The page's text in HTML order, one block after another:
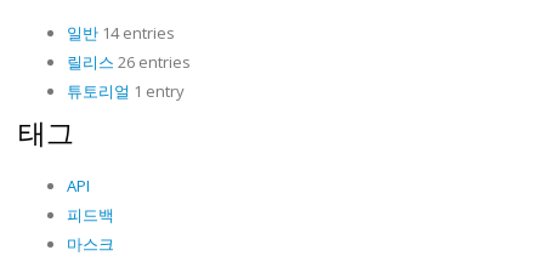
일반 14 entries
릴리스 26 entries
튜토리얼 1 entry
태그
API
피드백
마스크